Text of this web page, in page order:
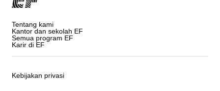
Tentang kami
Kantor dan sekolah EF
Semua program EF
Karir di EF
Kebijakan privasi